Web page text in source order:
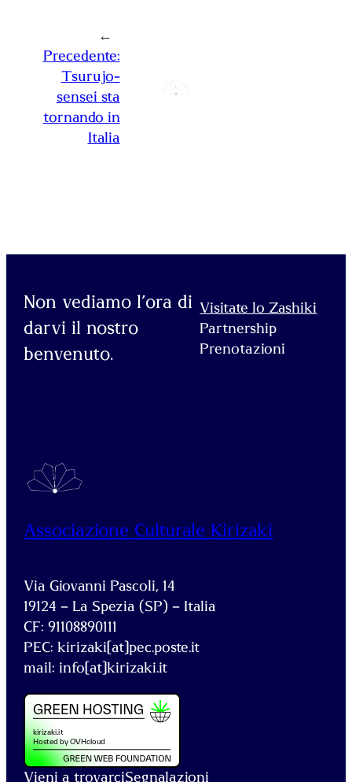
←
Precedente:
Tsurujo-
sensei sta
tornando in
Italia
Non vediamo l’ora di
darvi il nostro
benvenuto.
Visitate lo Zashiki
Partnership
Prenotazioni
Associazione Culturale Kirizaki
Via Giovanni Pascoli, 14
19124 – La Spezia (SP) – Italia
CF: 91108890111
PEC: kirizaki[at]pec.poste.it
mail: info[at]kirizaki.it
Vieni a trovarciSegnalazioni